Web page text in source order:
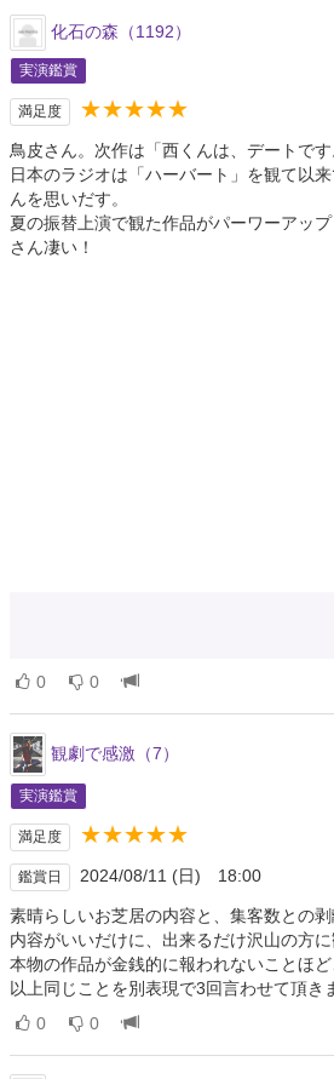
化石の森（1192）
実演鑑賞
満足度 ★★★★★
鳥皮さん。次作は「西くんは、デートです
日本のラジオは「ハーバート」を観て以
んを思いだす。
夏の振替上演で観た作品がパーワーアッ
さん凄い！
0 0
観劇で感激（7）
実演鑑賞
満足度 ★★★★★
鑑賞日 2024/08/11 (日) 18:00
素晴らしいお芝居の内容と、集客数との
内容がいいだけに、出来るだけ沢山の方
本物の作品が金銭的に報われないことほ
以上同じことを別表現で3回言わせて頂き
0 0